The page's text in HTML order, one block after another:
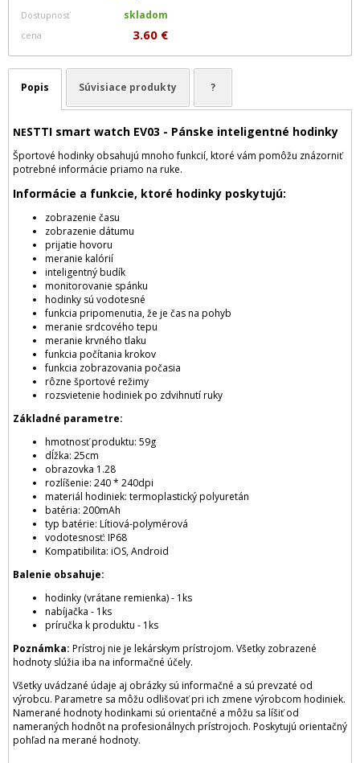
Dostupnosť skladom
cena 3.60 €
Popis Súvisiace produkty ?
NESTTI smart watch EV03 - Pánske inteligentné hodinky
Športové hodinky obsahujú mnoho funkcií, ktoré vám pomôžu znázorniť
potrebné informácie priamo na ruke.
Informácie a funkcie, ktoré hodinky poskytujú:
zobrazenie času
zobrazenie dátumu
prijatie hovoru
meranie kalórií
inteligentný budík
monitorovanie spánku
hodinky sú vodotesné
funkcia pripomenutia, že je čas na pohyb
meranie srdcového tepu
meranie krvného tlaku
funkcia počítania krokov
funkcia zobrazovania počasia
rôzne športové režimy
rozsvietenie hodiniek po zdvihnutí ruky
Základné parametre:
hmotnosť produktu: 59g
dĺžka: 25cm
obrazovka 1.28
rozlíšenie: 240 * 240dpi
materiál hodiniek: termoplastický polyuretán
batéria: 200mAh
typ batérie: Lítiová-polymérová
vodotesnosť: IP68
Kompatibilita: iOS, Android
Balenie obsahuje:
hodinky (vrátane remienka) - 1ks
nabíjačka - 1ks
príručka k produktu - 1ks
Poznámka: Prístroj nie je lekárskym prístrojom. Všetky zobrazené
hodnoty slúžia iba na informačné účely.
Všetky uvádzané údaje aj obrázky sú informačné a sú prevzaté od
výrobcu. Parametre sa môžu odlišovať pri ich zmene výrobcom hodiniek.
Namerané hodnoty hodinkami sú orientačné a môžu sa líšiť od
nameraných hodnôt na profesionálnych prístrojoch. Poskytujú orientačný
pohľad na merané hodnoty.